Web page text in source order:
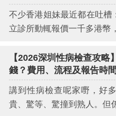
不少香港姐妹最近都在吐槽
立診所動輒報價一千多港幣
【2026深圳性病檢查攻
錢？費用、流程及報告時
講到性病檢查呢家嘢，好
貴、驚等、驚撞到熟人。但